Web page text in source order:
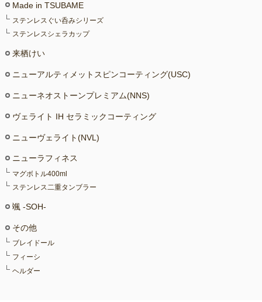
Made in TSUBAME
ステンレスぐい呑みシリーズ
ステンレスシェラカップ
来栖けい
ニューアルティメットスピンコーティング(USC)
ニューネオストーンプレミアム(NNS)
ヴェライト IH セラミックコーティング
ニューヴェライト(NVL)
ニューラフィネス
マグボトル400ml
ステンレス二重タンブラー
颯 -SOH-
その他
ブレイドール
フィーシ
ヘルダー